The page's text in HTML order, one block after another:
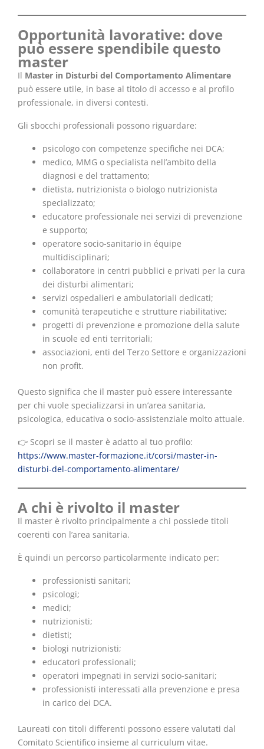
Opportunità lavorative: dove
può essere spendibile questo
master
Il Master in Disturbi del Comportamento Alimentare
può essere utile, in base al titolo di accesso e al profilo
professionale, in diversi contesti.
Gli sbocchi professionali possono riguardare:
psicologo con competenze specifiche nei DCA;
medico, MMG o specialista nell’ambito della
diagnosi e del trattamento;
dietista, nutrizionista o biologo nutrizionista
specializzato;
educatore professionale nei servizi di prevenzione
e supporto;
operatore socio-sanitario in équipe
multidisciplinari;
collaboratore in centri pubblici e privati per la cura
dei disturbi alimentari;
servizi ospedalieri e ambulatoriali dedicati;
comunità terapeutiche e strutture riabilitative;
progetti di prevenzione e promozione della salute
in scuole ed enti territoriali;
associazioni, enti del Terzo Settore e organizzazioni
non profit.
Questo significa che il master può essere interessante
per chi vuole specializzarsi in un’area sanitaria,
psicologica, educativa o socio-assistenziale molto attuale.
👉 Scopri se il master è adatto al tuo profilo:
https://www.master-formazione.it/corsi/master-in-
disturbi-del-comportamento-alimentare/
A chi è rivolto il master
Il master è rivolto principalmente a chi possiede titoli
coerenti con l’area sanitaria.
È quindi un percorso particolarmente indicato per:
professionisti sanitari;
psicologi;
medici;
nutrizionisti;
dietisti;
biologi nutrizionisti;
educatori professionali;
operatori impegnati in servizi socio-sanitari;
professionisti interessati alla prevenzione e presa
in carico dei DCA.
Laureati con titoli differenti possono essere valutati dal
Comitato Scientifico insieme al curriculum vitae.